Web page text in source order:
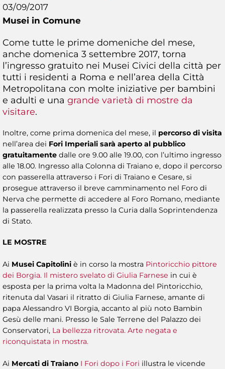
03/09/2017
Musei in Comune
Come tutte le prime domeniche del mese,
anche domenica 3 settembre 2017, torna
l’ingresso gratuito nei Musei Civici della città per
tutti i residenti a Roma e nell’area della Città
Metropolitana con molte iniziative per bambini
e adulti e una grande varietà di mostre da
visitare.
Inoltre, come prima domenica del mese, il percorso di visita
nell’area dei Fori Imperiali sarà aperto al pubblico
gratuitamente dalle ore 9.00 alle 19.00, con l’ultimo ingresso
alle 18.00. Ingresso alla Colonna di Traiano e, dopo il percorso
con passerella attraverso i Fori di Traiano e Cesare, si
prosegue attraverso il breve camminamento nel Foro di
Nerva che permette di accedere al Foro Romano, mediante
la passerella realizzata presso la Curia dalla Soprintendenza
di Stato.
LE MOSTRE
Ai Musei Capitolini è in corso la mostra Pintoricchio pittore
dei Borgia. Il mistero svelato di Giulia Farnese in cui è
esposta per la prima volta la Madonna del Pintoricchio,
ritenuta dal Vasari il ritratto di Giulia Farnese, amante di
papa Alessandro VI Borgia, accanto al più noto Bambin
Gesù delle mani. Presso le Sale Terrene del Palazzo dei
Conservatori, La bellezza ritrovata. Arte negata e
riconquistata in mostra.
Ai Mercati di Traiano I Fori dopo i Fori illustra le vicende